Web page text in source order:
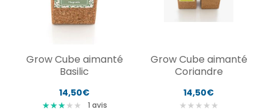
Grow Cube aimanté
Basilic
14,50€
★★★
★★★★ ★ 1 avis
Grow Cube aimanté
Coriandre
14,50€
★ ★ ★ ★ ★